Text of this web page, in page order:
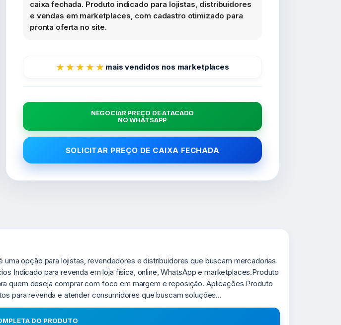
caixa fechada. Produto indicado para lojistas, distribuidores
e vendas em marketplaces, com cadastro otimizado para
pronta oferta no site.
★★★★★ mais vendidos nos marketplaces
NEGOCIAR PREÇO DE ATACADO
NO WHATSAPP
SOLICITAR PREÇO DE CAIXA FECHADA
opção para lojistas, revendedores e distribuidores que buscam mercadorias
Indicado para revenda em loja física, online, WhatsApp e marketplaces.Produto
quem deseja comprar com foco em margem e reposição. Aplicações Produto
para revenda e atender consumidores que buscam soluções...
DO PRODUTO